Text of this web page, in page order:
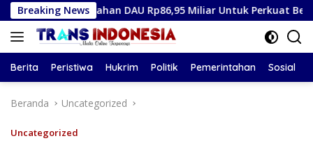
Langsung
ke
konten
Breaking News
DAU Rp86,95 Miliar Untuk Perkuat Belanja ASN 2026
Berita Peristiwa Hukrim Politik Pemerintahan Sosial
Beranda Uncategorized
Uncategorized